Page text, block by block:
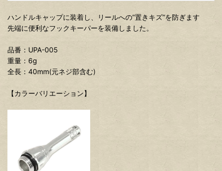
ハンドルキャップに装着し、リールへの”置きキズ”を防ぎます
先端に便利なフックキーパーを装備しました。
品番：UPA-005
重量：6g
全長：40mm(元ネジ部含む)
【カラーバリエーション】